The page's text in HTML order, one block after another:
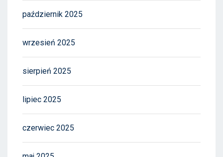
październik 2025
wrzesień 2025
sierpień 2025
lipiec 2025
czerwiec 2025